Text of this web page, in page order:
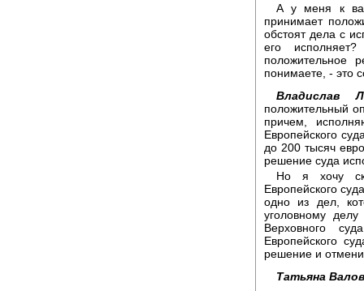
А у меня к
принимает
обстоят дела с
его
положительное
понимаете, - это
Владислав
положительный
причем,
Европейского
до 200 тысяч
решение суда
Но я хочу
Европейского
одно из дел,
уголовному
Верховного
Европейского
решение и
Татьяна